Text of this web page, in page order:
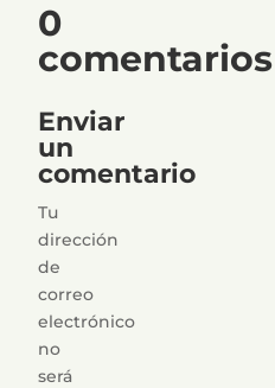
0
comentarios
Enviar
un
comentario
Tu
dirección
de
correo
electrónico
no
será